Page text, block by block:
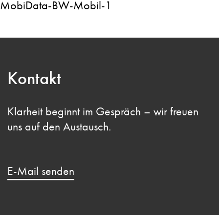
Kontakt
Klarheit beginnt im Gespräch – wir freuen
uns auf den Austausch.
E-Mail senden